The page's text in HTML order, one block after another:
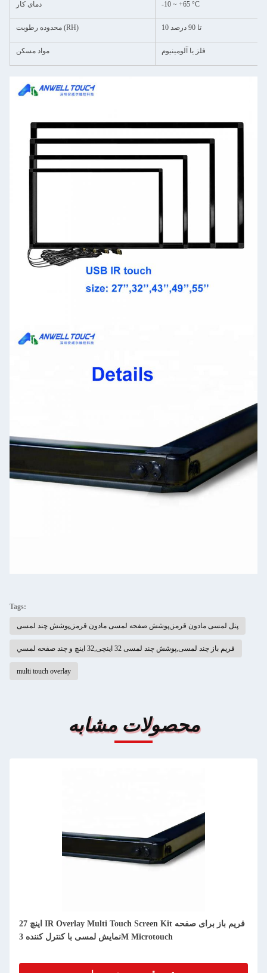
دمای کار -10 ~ +65 °C
محدوده رطوبت (RH) 10 تا 90 درصد
مواد مسکن فلز یا آلومینیوم
Tags:
پنل لمسی مادون قرمز,پوشش صفحه لمسی مادون قرمز,پوشش چند لمسی
فریم باز چند لمسی,پوشش چند لمسی 32 اینچی,32 اينچ و چند صفحه لمسي
multi touch overlay
محصولات مشابه
27 اینچ IR Overlay Multi Touch Screen Kit فریم باز برای صفحه
نمایش لمسی با کنترل کننده 3M Microtouch